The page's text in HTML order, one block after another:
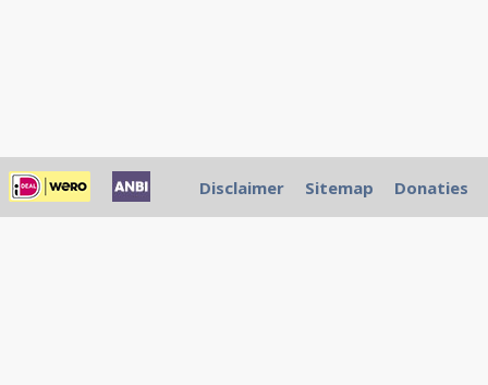
Disclaimer Sitemap Donaties